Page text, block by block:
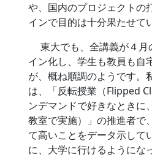
や、国内のプロジェクトの
インで目的は十分果たせて
東大でも、全講義が４月
イン化し、学生も教員も自
が、概ね順調のようです。
は、「反転授業（Flipped
ンデマンドで好きなときに
教室で実施）」の推進者で
て高いことをデータ示して
に、大学に行けるようにな